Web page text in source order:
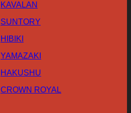
KAVALAN
SUNTORY
HIBIKI
YAMAZAKI
HAKUSHU
CROWN ROYAL